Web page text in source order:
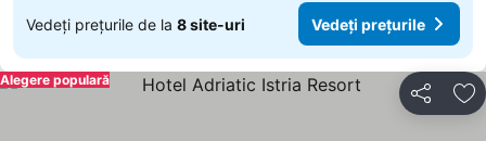
Vedeți prețurile de la 8 site-uri Vedeți prețurile
Distribuiți
Alegere populară